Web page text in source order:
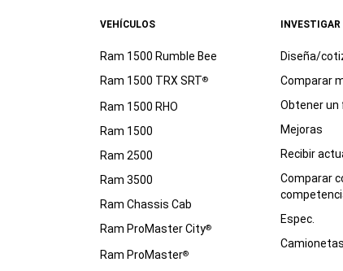
VEHÍCULOS
Ram 1500 Rumble Bee
Ram 1500 TRX SRT®
Ram 1500 RHO
Ram 1500
Ram 2500
Ram 3500
Ram Chassis Cab
Ram ProMaster City®
Ram ProMaster®
INVESTIGAR
Diseña/
Comparar
Obtener un
Mejoras
Recibir
Comparar
Espec.